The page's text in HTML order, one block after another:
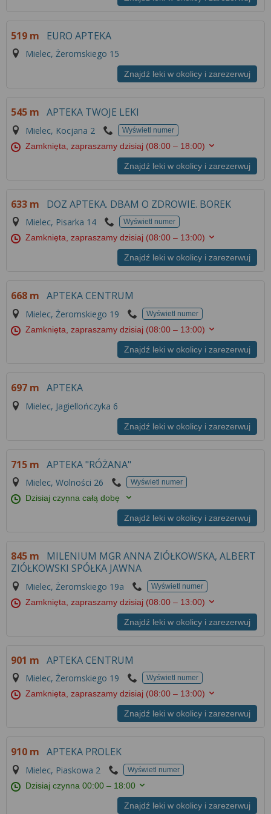
519 m EURO APTEKA
Mielec, Żeromskiego 15
Znajdź leki w okolicy i zarezerwuj
545 m APTEKA TWOJE LEKI
Mielec, Kocjana 2 Wyświetl numer
Zamknięta, zapraszamy dzisiaj (08:00 – 18:00)
Znajdź leki w okolicy i zarezerwuj
633 m DOZ APTEKA. DBAM O ZDROWIE. BOREK
Mielec, Pisarka 14 Wyświetl numer
Zamknięta, zapraszamy dzisiaj (08:00 – 13:00)
Znajdź leki w okolicy i zarezerwuj
668 m APTEKA CENTRUM
Mielec, Żeromskiego 19 Wyświetl numer
Zamknięta, zapraszamy dzisiaj (08:00 – 13:00)
Znajdź leki w okolicy i zarezerwuj
697 m APTEKA
Mielec, Jagiellończyka 6
Znajdź leki w okolicy i zarezerwuj
715 m APTEKA "RÓŻANA"
Mielec, Wolności 26 Wyświetl numer
Dzisiaj czynna całą dobę
Znajdź leki w okolicy i zarezerwuj
845 m
MILENIUM MGR ANNA ZIÓŁKOWSKA, ALBERT
ZIÓŁKOWSKI SPÓŁKA JAWNA
Mielec, Żeromskiego 19a Wyświetl numer
Zamknięta, zapraszamy dzisiaj (08:00 – 13:00)
Znajdź leki w okolicy i zarezerwuj
901 m APTEKA CENTRUM
Mielec, Żeromskiego 19 Wyświetl numer
Zamknięta, zapraszamy dzisiaj (08:00 – 13:00)
Znajdź leki w okolicy i zarezerwuj
910 m APTEKA PROLEK
Mielec, Piaskowa 2 Wyświetl numer
Dzisiaj czynna00:00 – 18:00
Znajdź leki w okolicy i zarezerwuj
Więcej informacji na temat wykorzystywania
znajdziesz wRegulaminie Serwisu